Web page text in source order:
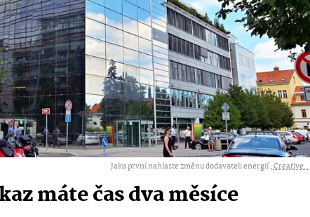
Jako první nahlaste změnu dodavateli energií ,Creative...
máte čas dva měsíce